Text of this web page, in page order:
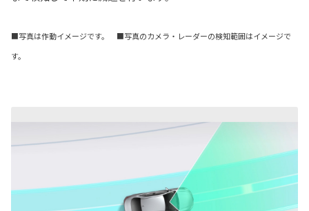
■写真は作動イメージです。 ■写真のカメラ・レーダーの検知範囲はイメージで
す。